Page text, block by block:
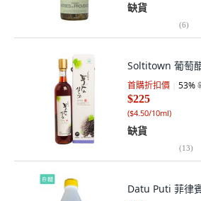
缺貨
(6)
Soltitown 葡萄
首購折扣價 53%
$225
($4.50/10ml)
缺貨
(13)
Datu Puti 菲律